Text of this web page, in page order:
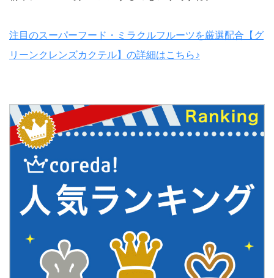
注目のスーパーフード・ミラクルフルーツを厳選配合【グ
リーンクレンズカクテル】の詳細はこちら♪